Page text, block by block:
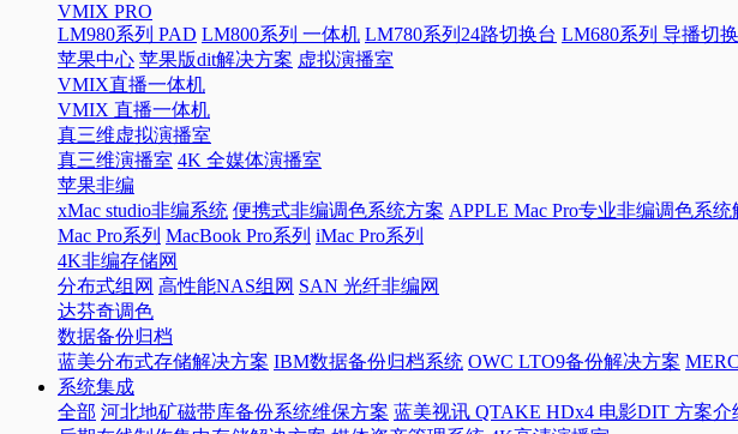
VMIX PRO
LM980系列 PAD LM800系列 一体机 LM780系列24路切换台 LM680系列 导播切
苹果中心 苹果版dit解决方案 虚拟演播室
VMIX直播一体机
VMIX 直播一体机
真三维虚拟演播室
真三维演播室 4K 全媒体演播室
苹果非编
xMac studio非编系统 便携式非编调色系统方案 APPLE Mac Pro专业非编调色系统
Mac Pro系列 MacBook Pro系列 iMac Pro系列
4K非编存储网
分布式组网 高性能NAS组网 SAN 光纤非编网
达芬奇调色
数据备份归档
蓝美分布式存储解决方案 IBM数据备份归档系统 OWC LTO9备份解决方案
系统集成
全部 河北地矿磁带库备份系统维保方案 蓝美视讯 QTAKE HDx4 电影DIT 方案介